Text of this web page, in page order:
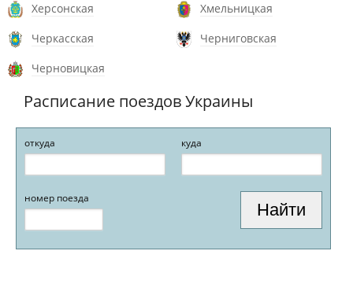
Херсонская
Хмельницкая
Черкасская
Черниговская
Черновицкая
Расписание поездов Украины
откуда куда
номер поезда